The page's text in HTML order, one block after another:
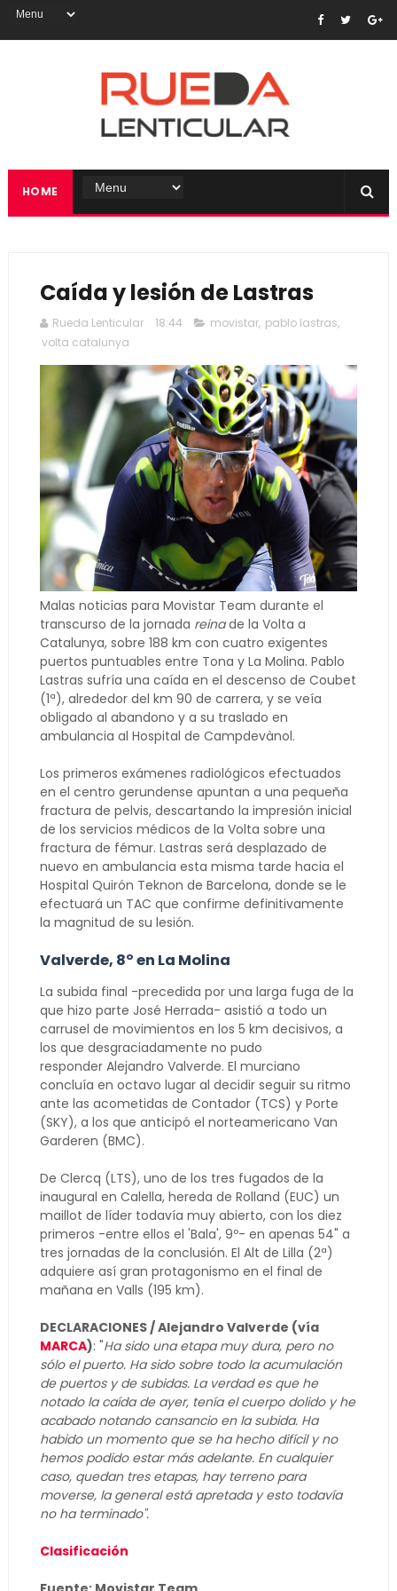
HOME
Caída y lesión de Lastras
Rueda Lenticular 18:44 movistar, pablo lastras,
volta catalunya
Malas noticias para Movistar Team durante el
transcurso de la jornada reinade la Volta a
Catalunya, sobre 188 km con cuatro exigentes
puertos puntuables entre Tona y La Molina. Pablo
Lastras sufría una caída en el descenso de Coubet
(1ª), alrededor del km 90 de carrera, y se veía
obligado al abandono y a su traslado en
ambulancia al Hospital de Campdevànol.
Los primeros exámenes radiológicos efectuados
en el centro gerundense apuntan a una pequeña
fractura de pelvis, descartando la impresión inicial
de los servicios médicos de la Volta sobre una
fractura de fémur. Lastras será desplazado de
nuevo en ambulancia esta misma tarde hacia el
Hospital Quirón Teknon de Barcelona, donde se le
efectuará un TAC que confirme definitivamente
la magnitud de su lesión.
Valverde, 8º en La Molina
La subida final -precedida por una larga fuga de la
que hizo parte José Herrada- asistió a todo un
carrusel de movimientos en los 5 km decisivos, a
los que desgraciadamente no pudo
responder Alejandro Valverde. El murciano
concluía en octavo lugar al decidir seguir su ritmo
ante las acometidas de Contador (TCS) y Porte
(SKY), a los que anticipó el norteamericano Van
Garderen (BMC).
De Clercq (LTS), uno de los tres fugados de la
inaugural en Calella, hereda de Rolland (EUC) un
maillot de líder todavía muy abierto, con los diez
primeros -entre ellos el 'Bala', 9º- en apenas 54" a
tres jornadas de la conclusión. El Alt de Lilla (2ª)
adquiere así gran protagonismo en el final de
mañana en Valls (195 km).
DECLARACIONES / Alejandro Valverde (vía
MARCA): "Ha sido una etapa muy dura, pero no
sólo el puerto. Ha sido sobre todo la acumulación
de puertos y de subidas. La verdad es que he
notado la caída de ayer, tenía el cuerpo dolido y he
acabado notando cansancio en la subida. Ha
habido un momento que se ha hecho difícil y no
hemos podido estar más adelante. En cualquier
caso, quedan tres etapas, hay terreno para
moverse, la general está apretada y esto todavía
no ha terminado".
Clasificación